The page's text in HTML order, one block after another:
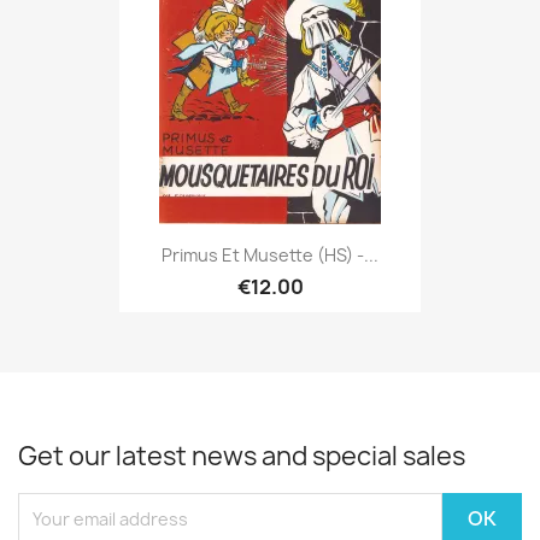
Primus Et Musette (HS) -...
€12.00
Get our latest news and special sales